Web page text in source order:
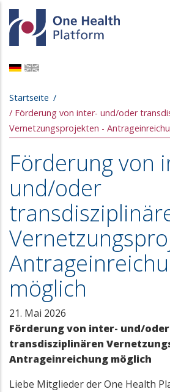
Direkt zum Inhalt
Pfadnavigation
Startseite
Förderung von inter- und/oder
Vernetzungsprojekten -
Förderung von
und/oder
möglich
21. Mai 2026
Förderung von inter- und/oder
transdisziplinären
Antrageinreichung möglich
Liebe Mitglieder der One Health